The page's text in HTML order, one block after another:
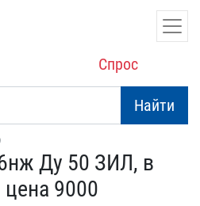
Спрос
Найти
Ду 50 З​ИЛ, в
9000